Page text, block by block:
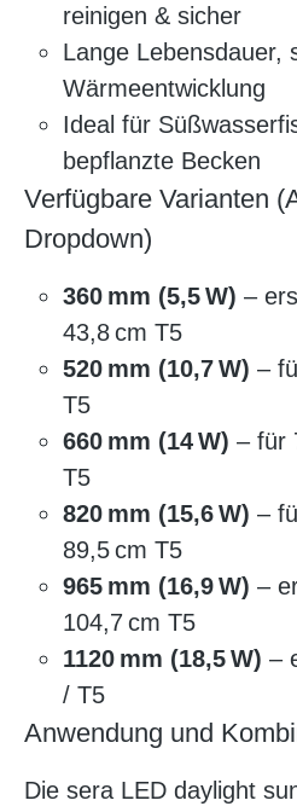
reinigen & sicher
Lange Lebensdauer,
Wärmeentwicklung
Ideal für
bepflanzte Becken
Verfügbare Varianten
Dropdown)
360 mm (5,5 W) –
43,8 cm T5
520 mm (10,7 W) –
T5
660 mm (14 W) – für
T5
820 mm (15,6 W) –
89,5 cm T5
965 mm (16,9 W) –
104,7 cm T5
1120 mm (18,5 W) –
/ T5
Anwendung und
Die sera LED daylight